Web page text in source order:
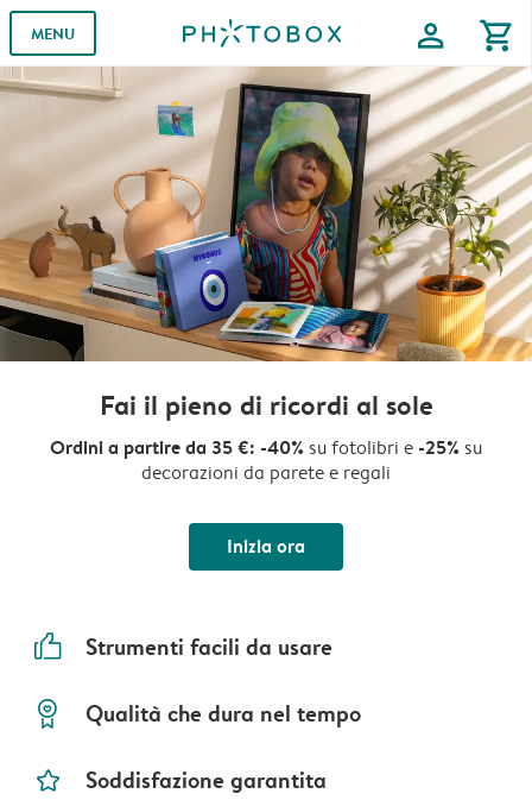
MENU profile shopping_cart
Fai il pieno di ricordi al sole
Ordini a partire da 35 €: -40% su fotolibri e -25% su
decorazioni da parete e regali
Inizia ora
thumbs_up Strumenti facili da usare
prize Qualità che dura nel tempo
star_outline Soddisfazione garantita